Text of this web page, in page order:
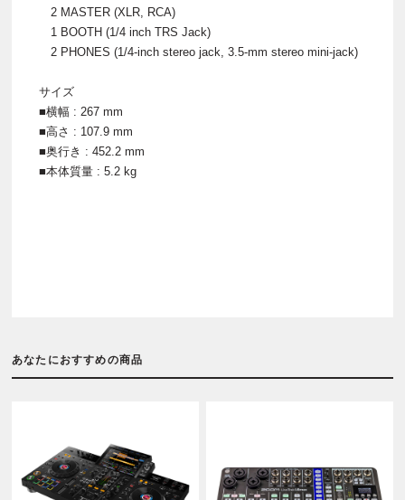
2 MASTER (XLR, RCA)
1 BOOTH (1/4 inch TRS Jack)
2 PHONES (1/4-inch stereo jack, 3.5-mm stereo mini-jack)
サイズ
■横幅 : 267 mm
■高さ : 107.9 mm
■奥行き : 452.2 mm
■本体質量 : 5.2 kg
あなたにおすすめの商品